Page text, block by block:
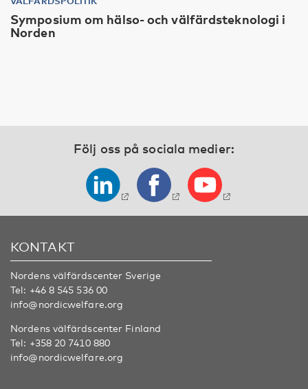
Symposium om hälso- och välfärdsteknologi i
Norden
Följ oss på sociala medier:
KONTAKT
Nordens välfärdscenter Sverige
Tel: +46 8 545 536 00
info@nordicwelfare.org
Nordens välfärdscenter Finland
Tel: +358 20 7410 880
info@nordicwelfare.org